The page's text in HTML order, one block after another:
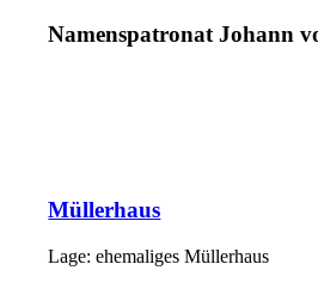
Namenspatronat Johann
Müllerhaus
Lage: ehemaliges Müllerhaus